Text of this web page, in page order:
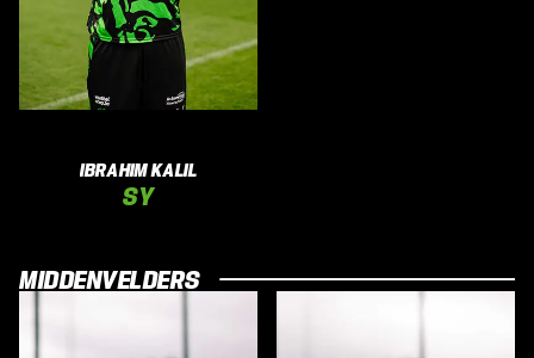
IBRAHIM KALIL
SY
MIDDENVELDERS